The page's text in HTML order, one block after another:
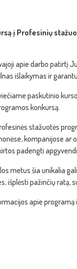
į Profesinių
apie darbo patirtį
išlaikymas ir
paskutinio
konkursą.
stažuotės
kompanijose ar
padengti
metus šia unikalia
išplėsti pažinčių ratą,
apie programą